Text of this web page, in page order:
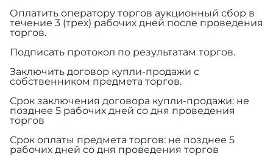
Оплатить оператору торгов аукционный сбор в
течение 3 (трех) рабочих дней после проведения
торгов.
Подписать протокол по результатам торгов.
Заключить договор купли-продажи с
собственником предмета торгов.
Срок заключения договора купли-продажи: не
позднее 5 рабочих дней со дня проведения
торгов
Срок оплаты предмета торгов: не позднее 5
рабочих дней со дня проведения торгов